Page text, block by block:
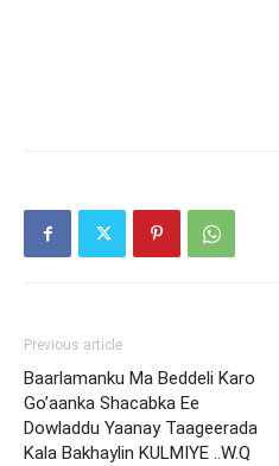
Previous article
Baarlamanku Ma Beddeli Karo
Go’aanka Shacabka Ee
Dowladdu Yaanay Taageerada
Kala Bakhaylin KULMIYE ..W.Q